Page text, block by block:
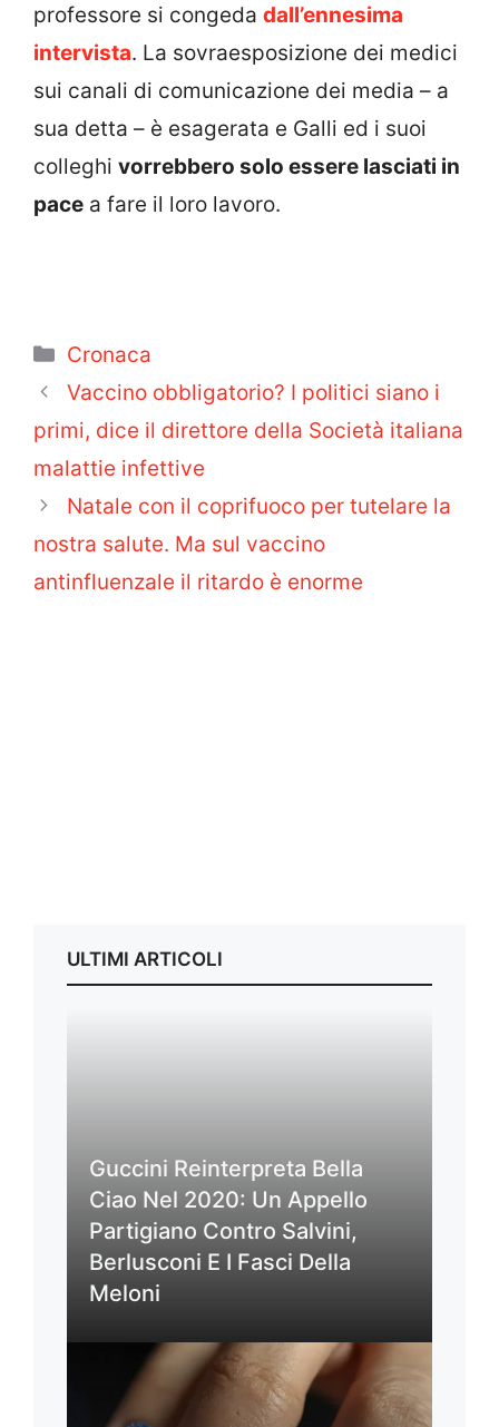
professore si congeda dall’ennesima
intervista. La sovraesposizione dei medici
sui canali di comunicazione dei media – a
sua detta – è esagerata e Galli ed i suoi
colleghi vorrebbero solo essere lasciati in
pace a fare il loro lavoro.
Categorie
Cronaca
Vaccino obbligatorio? I politici siano i
primi, dice il direttore della Società italiana
malattie infettive
Natale con il coprifuoco per tutelare la
nostra salute. Ma sul vaccino
antinfluenzale il ritardo è enorme
ULTIMI ARTICOLI
Guccini Reinterpreta Bella
Ciao Nel 2020: Un Appello
Partigiano Contro Salvini,
Berlusconi E I Fasci Della
Meloni